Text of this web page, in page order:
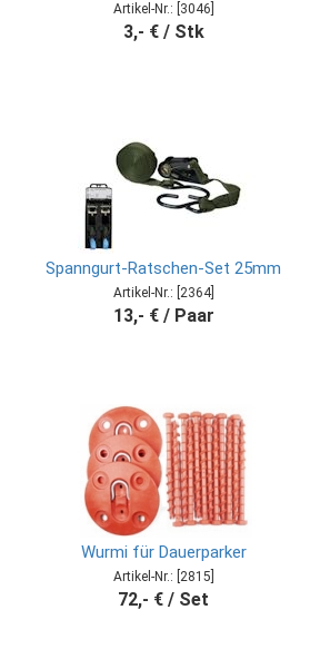
Artikel-Nr.: [3046]
3,- € / Stk
Spanngurt-Ratschen-Set 25mm
Artikel-Nr.: [2364]
13,- € / Paar
Wurmi für Dauerparker
Artikel-Nr.: [2815]
72,- € / Set